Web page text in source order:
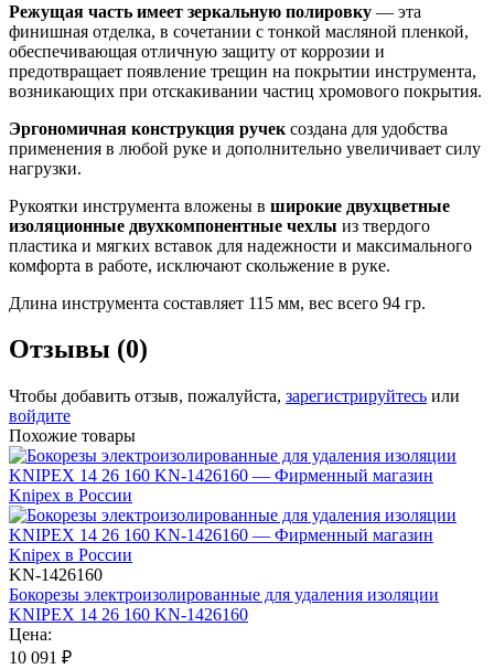
Режущая часть имеет зеркальную полировку — эта
финишная отделка, в сочетании с тонкой масляной пленкой,
обеспечивающая отличную защиту от коррозии и
предотвращает появление трещин на покрытии инструмента,
возникающих при отскакивании частиц хромового покрытия.
Эргономичная конструкция ручек создана для удобства
применения в любой руке и дополнительно увеличивает силу
нагрузки.
Рукоятки инструмента вложены в широкие двухцветные
изоляционные двухкомпонентные чехлы из твердого
пластика и мягких вставок для надежности и максимального
комфорта в работе, исключают скольжение в руке.
Длина инструмента составляет 115 мм, вес всего 94 гр.
Отзывы (0)
Чтобы добавить отзыв, пожалуйста, зарегистрируйтесь или
войдите
Похожие товары
KN-1426160
Бокорезы электроизолированные для удаления изоляции
KNIPEX 14 26 160 KN-1426160
Цена:
10 091 ₽